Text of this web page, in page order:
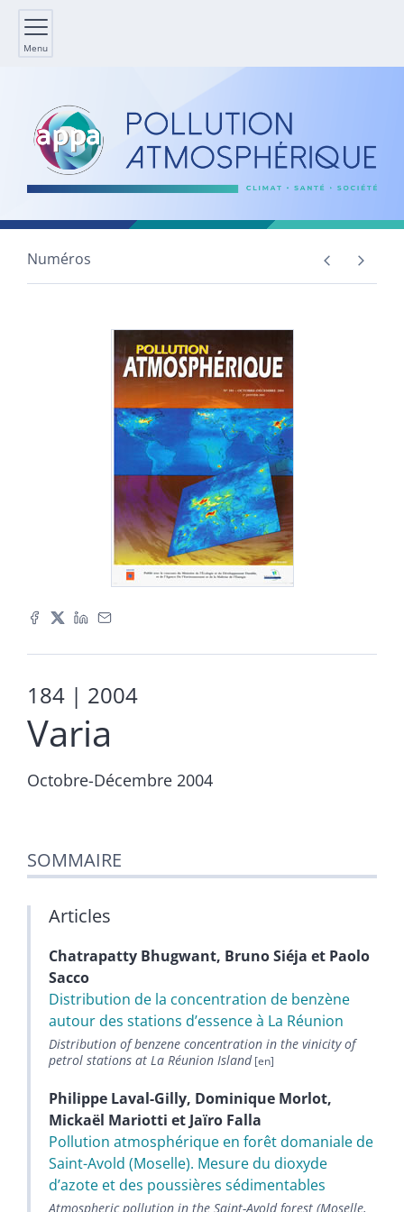
Menu
Numéros
184 | 2004
Varia
Octobre-Décembre 2004
SOMMAIRE
Articles
Chatrapatty Bhugwant, BrunoSiéja et Paolo
Sacco
Distribution de la concentration de benzène
autour des stations d’essence à La Réunion
Distribution of benzene concentration in the vinicity of
petrol stations at La Réunion Island
Philippe Laval-Gilly, Dominique Morlot,
Mickaël Mariotti et Jaïro Falla
Pollution atmosphérique en forêt domaniale de
Saint-Avold (Moselle). Mesure du dioxyde
d’azote et des poussières sédimentables
Atmospheric pollution in the Saint-Avold forest (Moselle,